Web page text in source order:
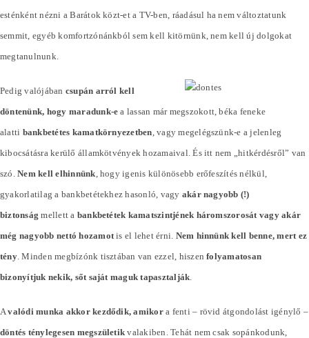
esténként nézni a Barátok közt-et a TV-ben, ráadásul ha nem változtatunk
semmit, egyéb komfortzónánkból sem kell kitörnünk, nem kell új dolgokat
megtanulnunk.
Pedig valójában csupán arról kell
döntenünk, hogy maradunk-e a lassan már megszokott, béka feneke
alatti bankbetétes kamatkörnyezetben , vagy megelégszünk-e a jelenleg
kibocsátásra kerülő államkötvények hozamaival. És itt nem „hitkérdésről” van
szó.Nem kell elhinnünk , hogy igenis különösebb erőfeszítés nélkül,
gyakorlatilag a bankbetétekhez hasonló, vagy akár nagyobb (!)
biztonság mellett a bankbetétek kamatszintjének háromszorosát vagy akár
még nagyobb nettó hozamotis el lehet érni. Nem hinnünk kell benne, mert ez
tény. Minden megbízónk tisztában van ezzel, hiszenfolyamatosan
bizonyítjuk nekik, sőt saját maguk tapasztalják
Avalódi munka akkor kezdődik, amikora fenti – rövid átgondolást igénylő –
döntés ténylegesen megszületik valakiben. Tehát nem csak sopánkodunk,